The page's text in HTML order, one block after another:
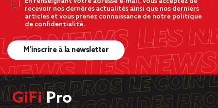
recevoir nos dernères actualités ainsi que nos derniers
articles et vous prenez connaissance de notre politique
de confidentialité.
M’inscrire à la newsletter
GiFiPro